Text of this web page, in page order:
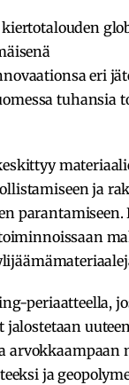
eri
tuhansia
ja
parantamiseen.
periaatteella,
arvokkaampaan
ja